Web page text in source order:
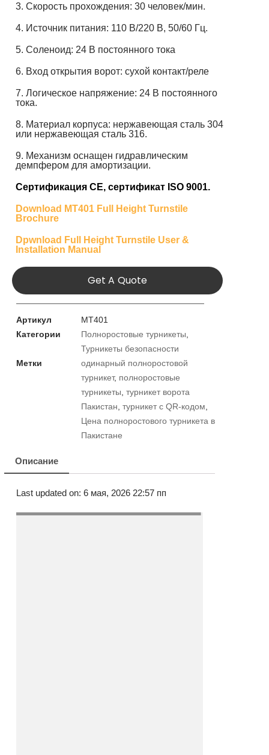
3. Скорость прохождения: 30 человек/мин.
4. Источник питания: 110 В/220 В, 50/60 Гц.
5. Соленоид: 24 В постоянного тока
6. Вход открытия ворот: сухой контакт/реле
7. Логическое напряжение: 24 В постоянного
тока.
8. Материал корпуса: нержавеющая сталь 304
или нержавеющая сталь 316.
9. Механизм оснащен гидравлическим
демпфером для амортизации.
Сертификация CE, сертификат ISO 9001.
Download MT401 Full Height Turnstile
Brochure
Dpwnload Full Height Turnstile User &
Installation Manual
Get A Quote
Артикул
MT401
Категории
Полноростовые турникеты
Турникеты безопасности
Метки
одинарный полноростовой
турникет, полноростовые
турникеты турникет ворота
Пакистан турникет с QR-кодом
Цена полноростового турникета в
Пакистане
Описание
Last updated on: 6 мая, 2026 22:57 пп